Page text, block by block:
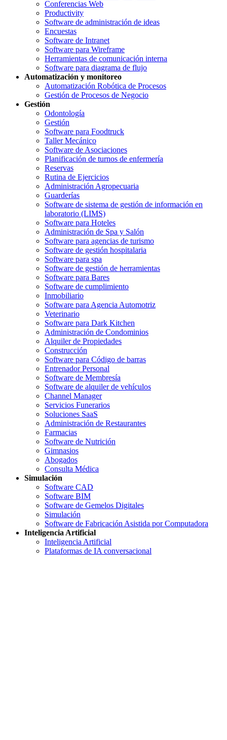
Conferencias Web
Productivity
Software de administración de ideas
Encuestas
Software de Intranet
Software para Wireframe
Herramientas de comunicación interna
Software para diagrama de flujo
Automatización y monitoreo
Automatización Robótica de Procesos
Gestión de Procesos de Negocio
Gestión
Odontología
Gestión
Software para Foodtruck
Taller Mecánico
Software de Asociaciones
Planificación de turnos de enfermería
Reservas
Rutina de Ejercicios
Administración Agropecuaria
Guarderías
Software de sistema de gestión de información en
laboratorio (LIMS)
Software para Hoteles
Administración de Spa y Salón
Software para agencias de turismo
Software de gestión hospitalaria
Software para spa
Software de gestión de herramientas
Software para Bares
Software de cumplimiento
Inmobiliario
Software para Agencia Automotriz
Veterinario
Software para Dark Kitchen
Administración de Condominios
Alquiler de Propiedades
Construcción
Software para Código de barras
Entrenador Personal
Software de Membresía
Software de alquiler de vehículos
Channel Manager
Servicios Funerarios
Soluciones SaaS
Administración de Restaurantes
Farmacias
Software de Nutrición
Gimnasios
Abogados
Consulta Médica
Simulación
Software CAD
Software BIM
Software de Gemelos Digitales
Simulación
Software de Fabricación Asistida por Computadora
Inteligencia Artificial
Inteligencia Artificial
Plataformas de IA conversacional